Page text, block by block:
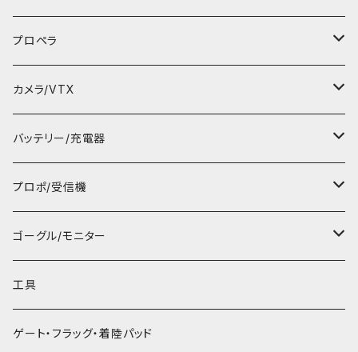
空撮ドローン
FPVドローン
講習ドローン
飛行機
ヘリ
F450パーツ
Tinyキャノピー
ビス/ナット
モーター
BECユニット
LED/ブザー
リモートID
アクセサリー
Tiny FC
2～４インチ用FC
５インチ～FC/ESC
ブザー、センサー・アクセサリー
飛行機/ヘリ用
ブラジモーターESC
プロペラ
31mm 1.0mmシャフト用
31mm 1.5mmシャフト用
35mm 1.0mmシャフト用
40mm 1.0mmシャフト用
40mm 1.5mmシャフト用
45mm 1.5mmシャフト用
カメラ/VTX
FPVカメラ
録画カメラ
アンテナ
VTX
カメラアクセサリー
バッテリー/充電器
動力用バッテリー
1Sバッテリー
２Sバッテリー
ゴーグル、プロポ、受信機用バッテリー
充電器/バッテリーチェッカー
コネクター ケーブル
プロポ/受信機
プロポ本体
受信機
ELRS TXモジュール
ゴーグル/モニター
ゴーグル本体
モニター本体
工具
ゲート・フラッグ・着陸パッド